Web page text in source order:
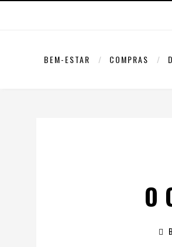
BEM-ESTAR COMPRAS
O